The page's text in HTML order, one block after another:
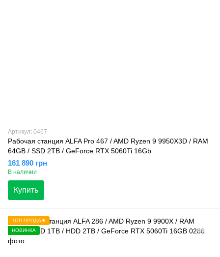
Артикул: 0467
Рабочая станция ALFA Pro 467 / AMD Ryzen 9 9950X3D / RAM
64GB / SSD 2TB / GeForce RTX 5060Ti 16Gb
161 890 грн
В наличии
Купить
ТОП ПРОДАЖ
НОВИНКА